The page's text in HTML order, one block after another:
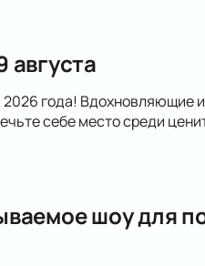
августа
2026 года! Вдохновляющие
себе место среди
шоу для